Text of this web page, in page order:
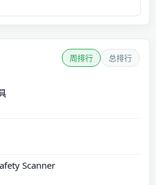
周排行 总排行
Scanner